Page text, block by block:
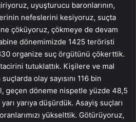
uyuşturucu baronlarının,
nefeslerini kesiyoruz, suçta
çöküyoruz, çökmeye de devam
dönemimizde 1425 teröristi
organize suç örgütünü çökerttik.
tutuklattık. Kişilere ve mal
olay sayısını 116 bin
geçen döneme nispetle yüzde 48,5
yarıya düşürdük. Asayiş suçları
yükselttik. Götürüyoruz,